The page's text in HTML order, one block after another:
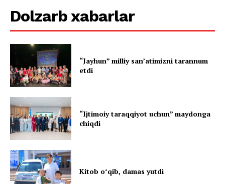
Dolzarb xabarlar
“Jayhun” milliy san’atimizni tarannum
etdi
“Ijtimoiy taraqqiyot uchun” maydonga
chiqdi
Kitob oʻqib, damas yutdi